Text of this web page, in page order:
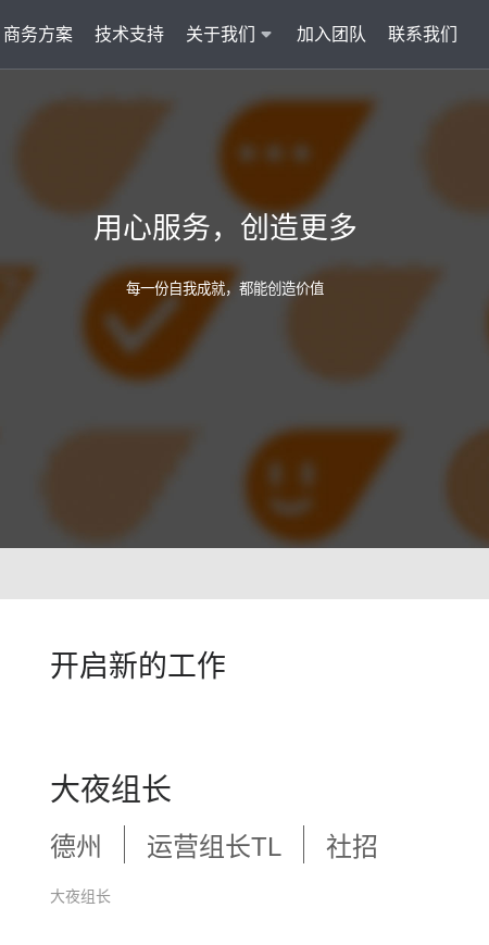
商务方案 技术支持 关于我们 加入团队 联系我们
AI知识助手
营销自动化
批量营销发送，提升获客转化
多模态客服
智能交互升级，轻松理解声图文
外呼机器人
高效转化获
质检机器人
全量质检&
智能排班
集成8种AI技术，快速对接企业系统
语音合成 TTS
即开即用，输入文本立得语音
声纹识别VPR
智能身份识别，保障系统安全
用心服务，创造更多
每一份自我成就，都能创造价值
开启新的工作
大夜组长
德州 运营组长TL 社招
大夜组长